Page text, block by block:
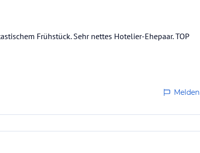
Frühstück. Sehr nettes Hotelier-Ehepaar. TOP
Melden